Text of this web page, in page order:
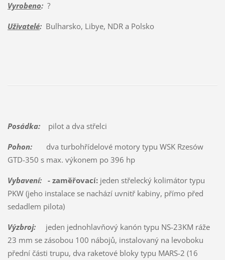
Vyrobeno:?
Uživatelé:Bulharsko, Libye, NDR a Polsko
Posádka:pilot a dva střelci
Pohon:dva turbohřídelové motory typu WSK Rzesów
GTD-350 s max. výkonem po 396 hp
Vybavení: - zaměřovací:jeden střelecký kolimátor typu
PKW (jeho instalace se nachází uvnitř kabiny, přímo před
sedadlem pilota)
Výzbroj:jeden jednohlavňový kanón typu NS-23KM ráže
23 mm se zásobou 100 nábojů, instalovaný na levoboku
přední části trupu, dva raketové bloky typu MARS-2 (16